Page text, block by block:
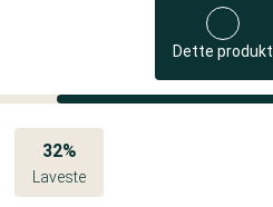
Dette produkt
32%
Laveste